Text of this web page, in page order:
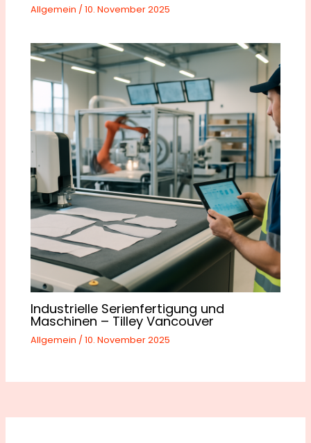
Allgemein /10. November 2025
Industrielle Serienfertigung und
Maschinen – Tilley Vancouver
Allgemein /10. November 2025